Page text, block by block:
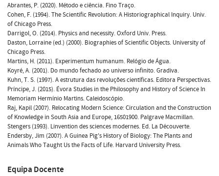
Abrantes, P. (2020). Método e ciência. Fino Traço.
Cohen, F. (1994). The Scientific Revolution: A Historiographical Inquiry. Univ.
of Chicago Press.
Darrigol, O. (2014). Physics and necessity. Oxford Univ. Press.
Daston, Lorraine (ed.) (2000). Biographies of Scientific Objects. University of
Chicago Press.
Martins, H. (2011). Experimentum humanum. Relógio de Água.
Koyré, A. (2001). Do mundo fechado ao universo infinito. Gradiva.
Kuhn, T. S. (1997). A estrutura das revoluções científicas. Editora Perspectivas.
Príncipe, J. (2015). Évora Studies in the Philosophy and History of Science In
Memoriam Hermínio Martins. Caleidoscópio.
Raj, Kapil (2007). Relocating Modern Science: Circulation and the Construction
of Knowledge in South Asia and Europe, 16501900. Palgrave Macmillan.
Stengers (1993). Linvention des sciences modernes. Ed. La Découverte.
Endersby, Jim (2007). A Guinea Pig's History of Biology: The Plants and
Animals Who Taught Us the Facts of Life. Harvard University Press.
Equipa Docente